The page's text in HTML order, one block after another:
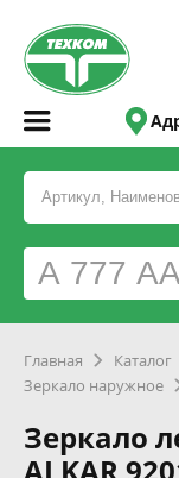
Главная Каталог
Зеркало наружное
Зеркало